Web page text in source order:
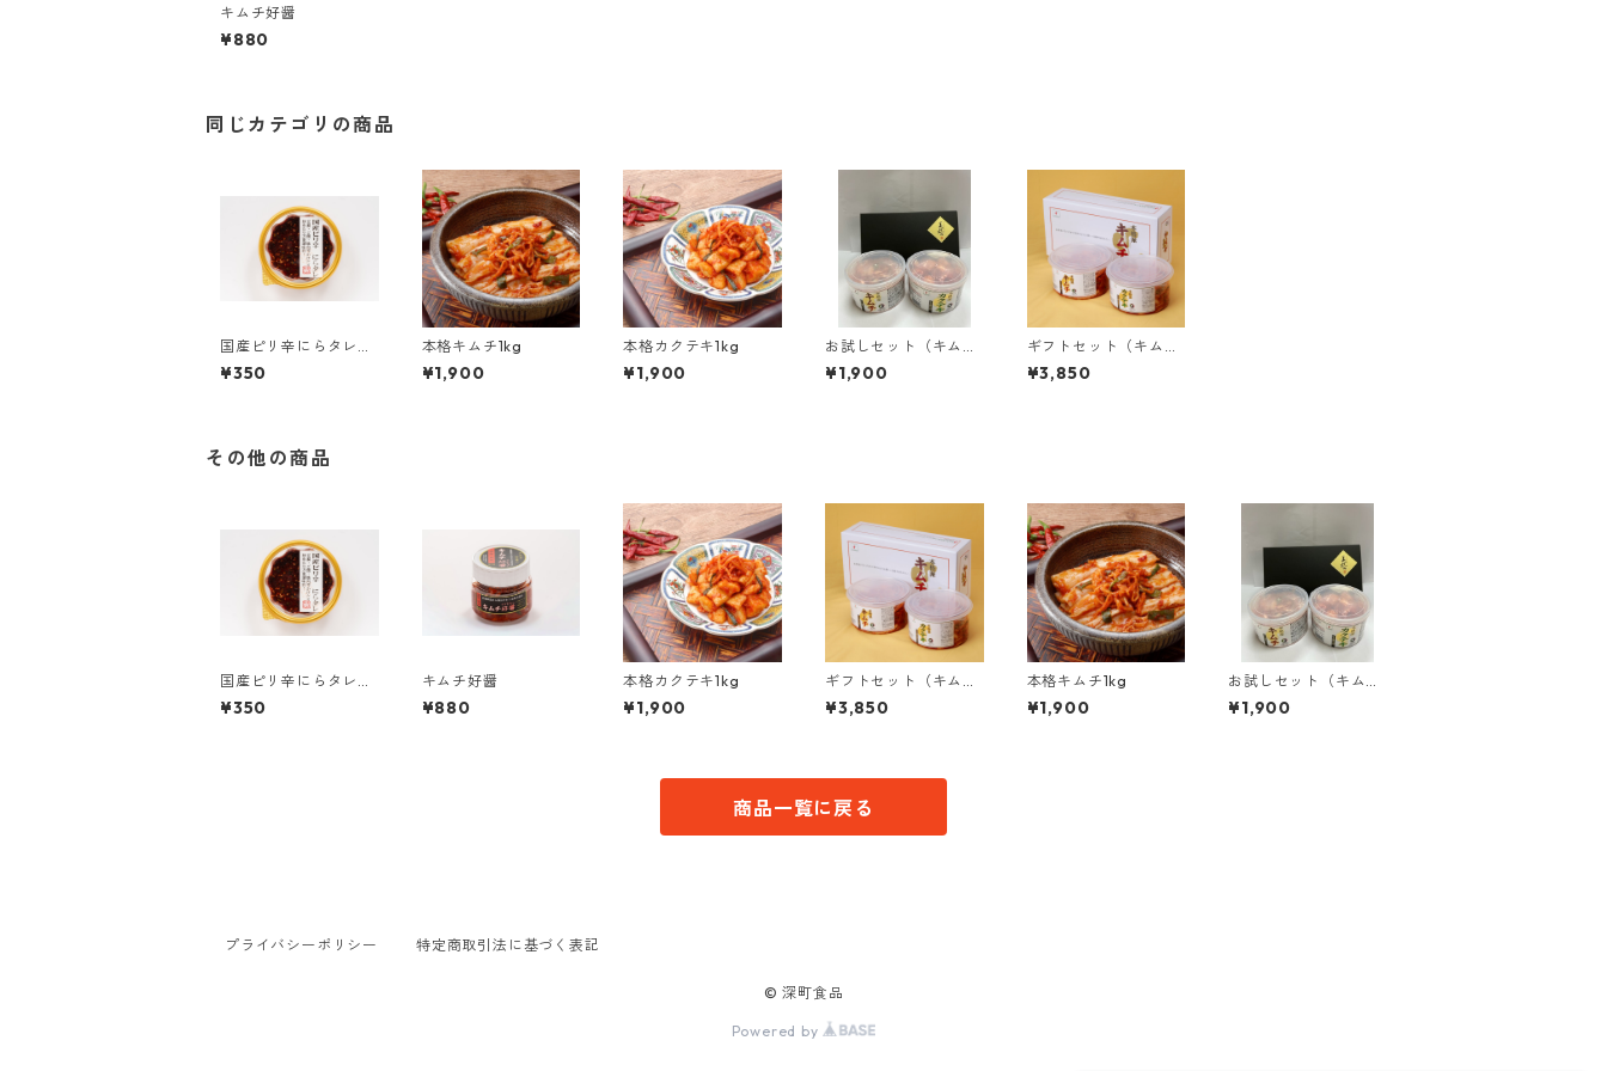
キムチ好醤
¥880
同じカテゴリの商品
国産ピリ辛にらタレ
135g
¥350
本格キムチ1kg
¥1,900
本格カクテキ1kg
¥1,900
お試しセット（キムチ
500g+カクテキ500
g）
¥1,900
ギフトセット（キムチ
1kg+カクテキ1kg）
¥3,850
その他の商品
国産ピリ辛にらタレ
135g
¥350
キムチ好醤
¥880
本格カクテキ1kg
¥1,900
ギフトセット（キムチ
1kg+カクテキ1kg）
¥3,850
本格キムチ1kg
¥1,900
お試しセット（キムチ
500g+カクテキ500
g）
¥1,900
商品一覧に戻る
プライバシーポリシー 特定商取引法に基づく表記
© 深町食品
Powered by